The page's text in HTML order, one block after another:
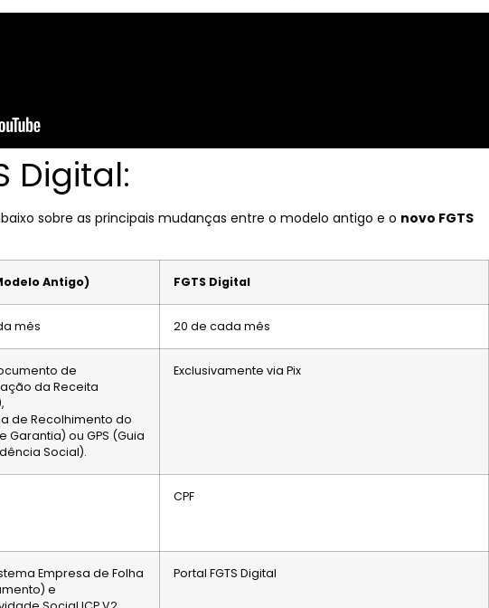
Digital:
sobre as principais mudanças entre o modelo antigo e o novo FGTS
Antigo) FGTS Digital
mês 20 de cada mês
de
da Receita
de Recolhimento do
Garantia) ou GPS (Guia
Social).
Exclusivamente via Pix
CPF
Empresa de Folha
e
Portal FGTS Digital